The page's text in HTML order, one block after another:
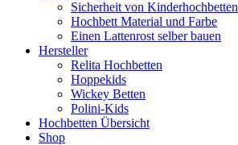
Sicherheit von Kinderhochbetten
Hochbett Material und Farbe
Einen Lattenrost selber bauen
Hersteller
Relita Hochbetten
Hoppekids
Wickey Betten
Polini-Kids
Hochbetten Übersicht
Shop